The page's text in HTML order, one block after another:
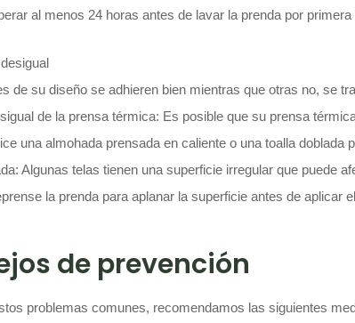
al menos 24 horas antes de lavar la prenda por primera
de su diseño se adhieren bien mientras que otras no, se
de la prensa térmica: Es posible que su prensa
una almohada prensada en caliente o una toalla doblada
Algunas telas tienen una superficie irregular que puede
la prenda para aplanar la superficie antes de aplicar
de prevención
problemas comunes, recomendamos las siguientes